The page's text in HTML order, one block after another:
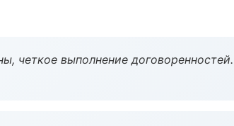
четкое выполнение договоренностей.